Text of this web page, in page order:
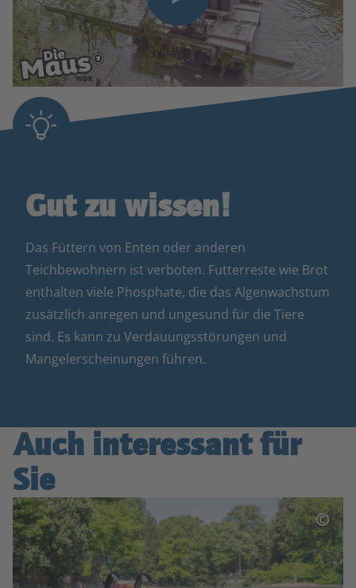
Gut zu wissen!
Das Füttern von Enten oder anderen
Teichbewohnern ist verboten. Futterreste wie Brot
enthalten viele Phosphate, die das Algenwachstum
zusätzlich anregen und ungesund für die Tiere
sind. Es kann zu Verdauungsstörungen und
Mangelerscheinungen führen.
Auch interessant für
Sie
©